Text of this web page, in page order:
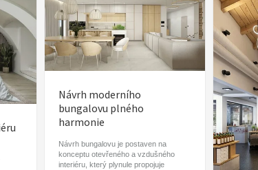
Návrh moderního
bungalovu plného
harmonie
Návrh bungalovu je postaven na
konceptu otevřeného a vzdušného
interiéru, který plynule propojuje